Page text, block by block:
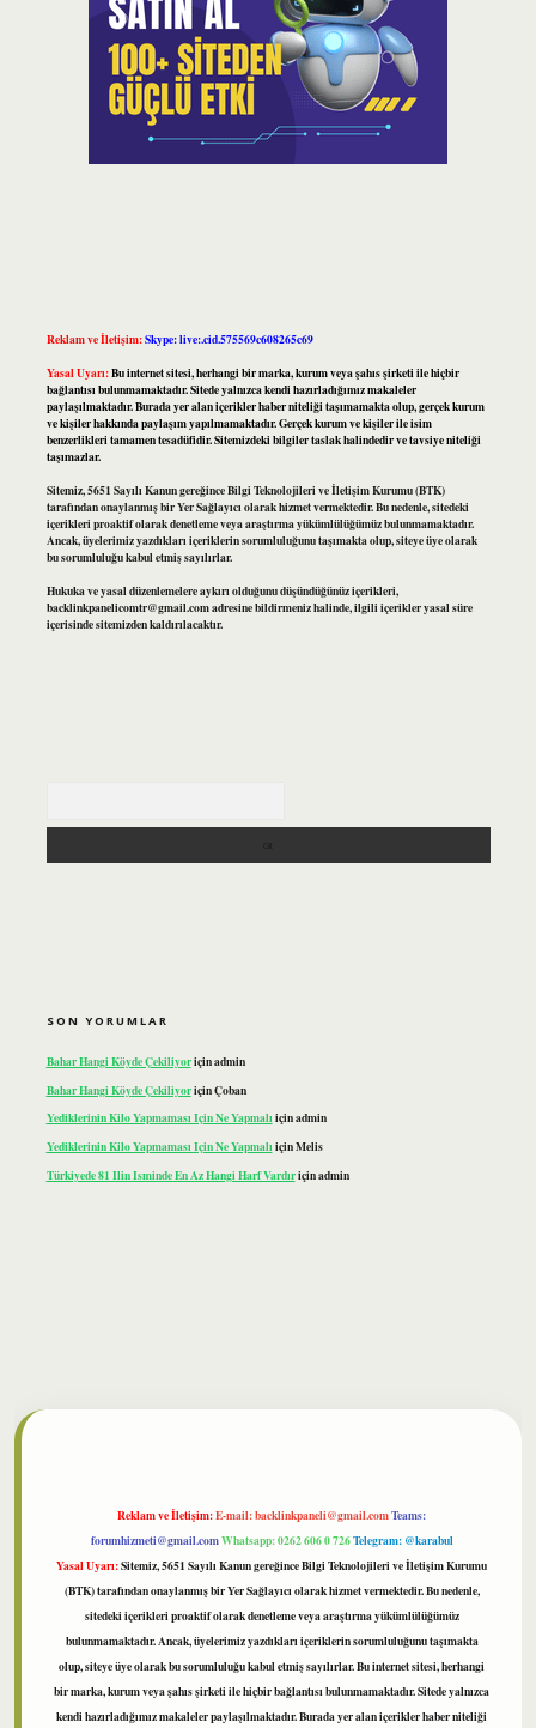
Reklam ve İletişim:Skype: live:.cid.575569c608265c69
Yasal Uyarı:Bu internet sitesi, herhangi bir marka, kurum veya şahıs şirketi ile hiçbir
bağlantısı bulunmamaktadır. Sitede yalnızca kendi hazırladığımız makaleler
paylaşılmaktadır. Burada yer alan içerikler haber niteliği taşımamakta olup, gerçek kurum
ve kişiler hakkında paylaşım yapılmamaktadır. Gerçek kurum ve kişiler ile isim
benzerlikleri tamamen tesadüfidir. Sitemizdeki bilgiler taslak halindedir ve tavsiye niteliği
taşımazlar.
Sitemiz, 5651 Sayılı Kanun gereğince Bilgi Teknolojileri ve İletişim Kurumu (BTK)
tarafından onaylanmış bir Yer Sağlayıcı olarak hizmet vermektedir. Bu nedenle, sitedeki
içerikleri proaktif olarak denetleme veya araştırma yükümlülüğümüz bulunmamaktadır.
Ancak, üyelerimiz yazdıkları içeriklerin sorumluluğunu taşımakta olup, siteye üye olarak
bu sorumluluğu kabul etmiş sayılırlar.
Hukuka ve yasal düzenlemelere aykırı olduğunu düşündüğünüz içerikleri,
backlinkpanelicomtr@gmail.comadresine bildirmeniz halinde, ilgili içerikler yasal süre
içerisinde sitemizden kaldırılacaktır.
SON YORUMLAR
Bahar Hangi Köyde Çekiliyoriçinadmin
Bahar Hangi Köyde ÇekiliyoriçinÇoban
Yediklerinin Kilo Yapmaması Için Ne Yapmalıiçinadmin
Yediklerinin Kilo Yapmaması Için Ne YapmalıiçinMelis
Türkiyede 81 Ilin Isminde En Az Hangi Harf Vardıriçinadmin
Reklam ve İletişim:E-mail:backlinkpaneli@gmail.comTeams:
forumhizmeti@gmail.comWhatsapp: 0262 606 0 726Telegram: @karabul
Yasal Uyarı:Sitemiz, 5651 Sayılı Kanun gereğince Bilgi Teknolojileri ve İletişim Kurumu
(BTK) tarafından onaylanmış bir Yer Sağlayıcı olarak hizmet vermektedir. Bu nedenle,
sitedeki içerikleri proaktif olarak denetleme veya araştırma yükümlülüğümüz
bulunmamaktadır. Ancak, üyelerimiz yazdıkları içeriklerin sorumluluğunu taşımakta
olup, siteye üye olarak bu sorumluluğu kabul etmiş sayılırlar. Bu internet sitesi, herhangi
bir marka, kurum veya şahıs şirketi ile hiçbir bağlantısı bulunmamaktadır. Sitede yalnızca
kendi hazırladığımız makaleler paylaşılmaktadır. Burada yer alan içerikler haber niteliği